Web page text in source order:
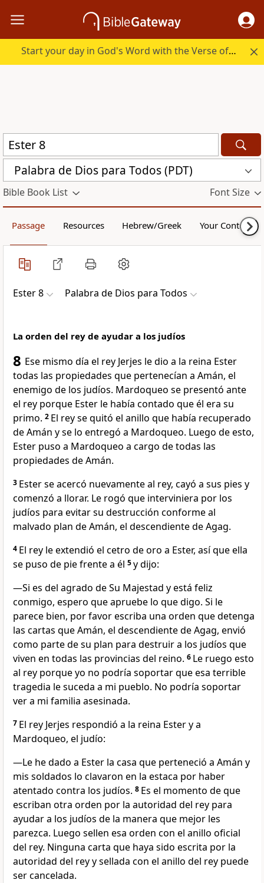
Start your day in God's Word with the Verse of the Day.
Palabra de Dios para Todos (PDT)
Bible Book List Font Size
Passage Resources Hebrew/Greek Your Content
Ester 8 Palabra de Dios para Todos
La orden del rey de ayudar a los judíos
8 Ese mismo día el rey Jerjes le dio a la reina Ester
todas las propiedades que pertenecían a Amán, el
enemigo de los judíos. Mardoqueo se presentó ante
el rey porque Ester le había contado que él era su
primo. 2 El rey se quitó el anillo que había recuperado
de Amán y se lo entregó a Mardoqueo. Luego de esto,
Ester puso a Mardoqueo a cargo de todas las
propiedades de Amán.
3 Ester se acercó nuevamente al rey, cayó a sus pies y
comenzó a llorar. Le rogó que interviniera por los
judíos para evitar su destrucción conforme al
malvado plan de Amán, el descendiente de Agag.
4 El rey le extendió el cetro de oro a Ester, así que ella
se puso de pie frente a él 5y dijo:
—Si es del agrado de Su Majestad y está feliz
conmigo, espero que apruebe lo que digo. Si le
parece bien, por favor escriba una orden que detenga
las cartas que Amán, el descendiente de Agag, envió
como parte de su plan para destruir a los judíos que
viven en todas las provincias del reino. 6 Le ruego esto
al rey porque yo no podría soportar que esa terrible
tragedia le suceda a mi pueblo. No podría soportar
ver a mi familia asesinada.
7 El rey Jerjes respondió a la reina Ester y a
Mardoqueo, el judío:
—Le he dado a Ester la casa que perteneció a Amán y
mis soldados lo clavaron en la estaca por haber
atentado contra los judíos. 8 Es el momento de que
escriban otra orden por la autoridad del rey para
ayudar a los judíos de la manera que mejor les
parezca. Luego sellen esa orden con el anillo oficial
del rey. Ninguna carta que haya sido escrita por la
autoridad del rey y sellada con el anillo del rey puede
ser cancelada.